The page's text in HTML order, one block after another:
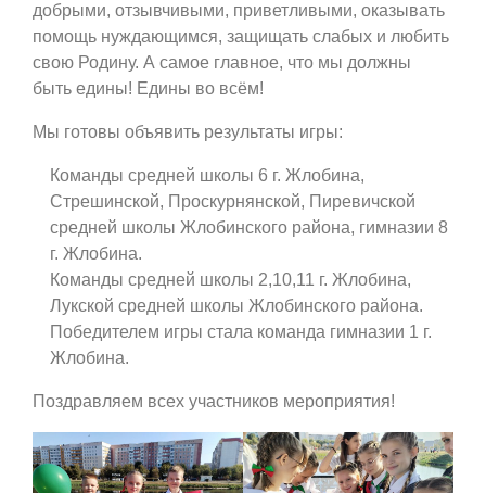
добрыми, отзывчивыми, приветливыми, оказывать
помощь нуждающимся, защищать слабых и любить
свою Родину. А самое главное, что мы должны
быть едины! Едины во всём!
Мы готовы объявить результаты игры:
Команды средней школы 6 г. Жлобина,
Стрешинской, Проскурнянской, Пиревичской
средней школы Жлобинского района, гимназии 8
г. Жлобина.
Команды средней школы 2,10,11 г. Жлобина,
Лукской средней школы Жлобинского района.
Победителем игры стала команда гимназии 1 г.
Жлобина.
Поздравляем всех участников мероприятия!